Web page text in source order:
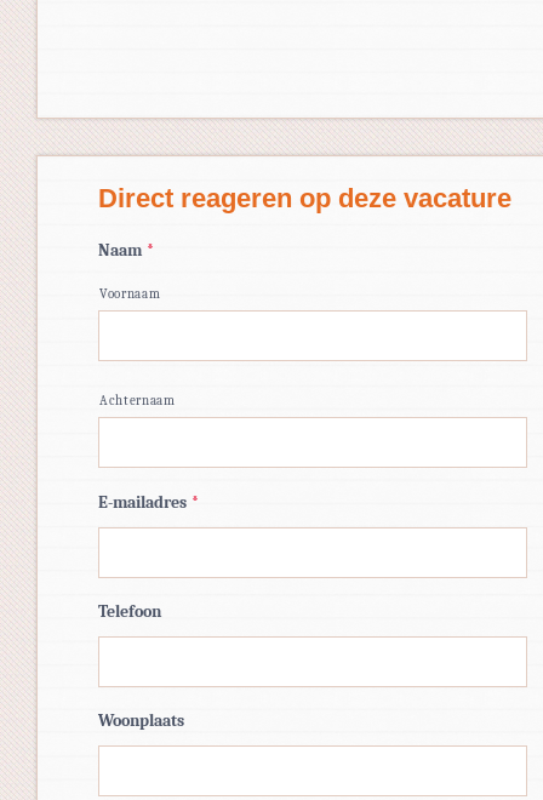
Direct reageren op deze vacature
Naam *
Voornaam
Achternaam
E-mailadres *
Telefoon
Woonplaats